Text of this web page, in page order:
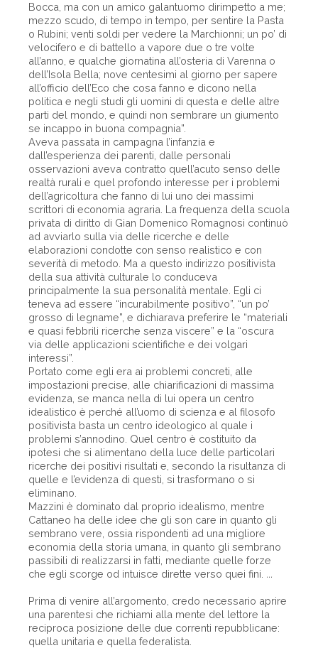
Bocca, ma con un amico galantuomo dirimpetto a me;
mezzo scudo, di tempo in tempo, per sentire la Pasta
o Rubini; venti soldi per vedere la Marchionni; un po’ di
velocifero e di battello a vapore due o tre volte
all’anno, e qualche giornatina all’osteria di Varenna o
dell’Isola Bella; nove centesimi al giorno per sapere
all’officio dell’Eco che cosa fanno e dicono nella
politica e negli studi gli uomini di questa e delle altre
parti del mondo, e quindi non sembrare un giumento
se incappo in buona compagnia”.
Aveva passata in campagna l’infanzia e
dall’esperienza dei parenti, dalle personali
osservazioni aveva contratto quell’acuto senso delle
realtà rurali e quel profondo interesse per i problemi
dell’agricoltura che fanno di lui uno dei massimi
scrittori di economia agraria. La frequenza della scuola
privata di diritto di Gian Domenico Romagnosi continuò
ad avviarlo sulla via delle ricerche e delle
elaborazioni condotte con senso realistico e con
severità di metodo. Ma a questo indirizzo positivista
della sua attività culturale lo conduceva
principalmente la sua personalità mentale. Egli ci
teneva ad essere “incurabilmente positivo”, “un po’
grosso di legname”, e dichiarava preferire le “materiali
e quasi febbrili ricerche senza viscere” e la “oscura
via delle applicazioni scientifiche e dei volgari
interessi”.
Portato come egli era ai problemi concreti, alle
impostazioni precise, alle chiarificazioni di massima
evidenza, se manca nella di lui opera un centro
idealistico è perché all’uomo di scienza e al filosofo
positivista basta un centro ideologico al quale i
problemi s’annodino. Quel centro è costituito da
ipotesi che si alimentano della luce delle particolari
ricerche dei positivi risultati e, secondo la risultanza di
quelle e l’evidenza di questi, si trasformano o si
eliminano.
Mazzini è dominato dal proprio idealismo, mentre
Cattaneo ha delle idee che gli son care in quanto gli
sembrano vere, ossia rispondenti ad una migliore
economia della storia umana, in quanto gli sembrano
passibili di realizzarsi in fatti, mediante quelle forze
che egli scorge od intuisce dirette verso quei fini. ...
Prima di venire all’argomento, credo necessario aprire
una parentesi che richiami alla mente del lettore la
reciproca posizione delle due correnti repubblicane:
quella unitaria e quella federalista.